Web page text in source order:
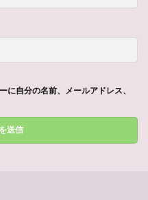
に自分の名前、メールアドレス、